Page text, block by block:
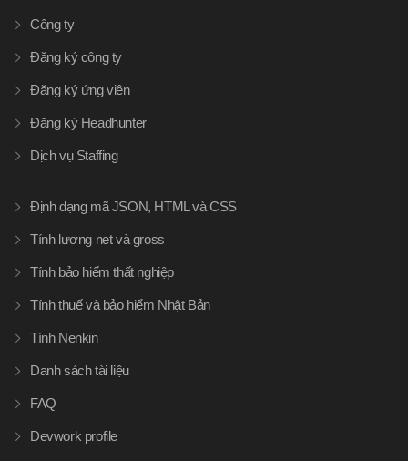
Công ty
Đăng ký công ty
Đăng ký ứng viên
Đăng ký Headhunter
Dịch vụ Staffing
Định dạng mã JSON, HTML và CSS
Tính lương net và gross
Tính bảo hiểm thất nghiệp
Tính thuế và bảo hiểm Nhật Bản
Tính Nenkin
Danh sách tài liệu
FAQ
Devwork profile